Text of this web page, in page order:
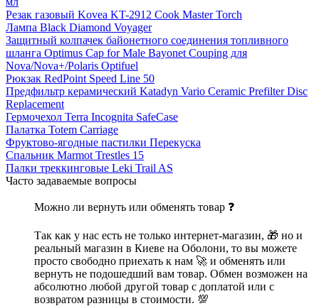
Резак газовый Kovea KT-2912 Cook Master Torch
Лампа Black Diamond Voyager
Защитный колпачек байонетного соединения топливного
шланга Optimus Cap for Male Bayonet Couping для
Nova/Nova+/Polaris Optifuel
Рюкзак RedPoint Speed Line 50
Предфильтр керамический Katadyn Vario Ceramic Prefilter Disc
Replacement
Гермочехол Terra Incognita SafeCase
Палатка Totem Carriage
Фруктово-ягодные пастилки Перекуска
Спальник Marmot Trestles 15
Палки треккинговые Leki Trail AS
Часто задаваемые вопросы
Можно ли вернуть или обменять товар ❓
Так как у нас есть не только интернет-магазин, 🎁 но и
реальный магазин в Киеве на Оболони, то вы можете
просто свободно приехать к нам 🚀 и обменять или
вернуть не подошедший вам товар. Обмен возможен на
абсолютно любой другой товар с доплатой или с
возвратом разницы в стоимости. 💯